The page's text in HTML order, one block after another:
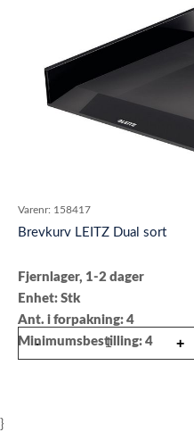
Varenr: 158417
Brevkurv LEITZ Dual sort
Fjernlager, 1-2 dager
Enhet: Stk
Ant. i forpakning: 4
Minimumsbestilling: 4
}